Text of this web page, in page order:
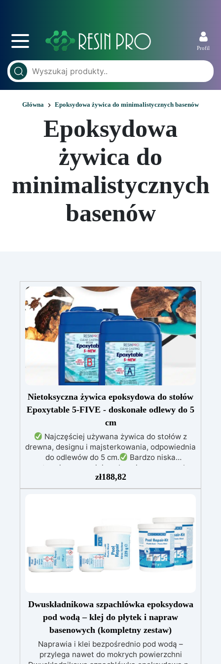
Profil
Główna Epoksydowa żywica do minimalistycznych basenów
Epoksydowa
żywica do
minimalistycznych
basenów
Nietoksyczna żywica epoksydowa do stołów
Epoxytable 5-FIVE - doskonałe odlewy do 5
cm
Najczęściej używana żywica do stołów z
drewna, designu i majsterkowania, odpowiednia
do odlewów do 5 cm.
Bardzo niska
egzotermia zapewniająca bezpieczną pracę bez
Odporna na zarysowania i
żółknięcie dzięki filtrom UV i wysokiej jakości
Bezpieczna i nietoksyczna,
wolna od BPA/VOC, certyfikowana do
długotrwałego kontaktu ze skórą.
zł188,82
Dwuskładnikowa szpachlówka epoksydowa
pod wodą – klej do płytek i napraw
basenowych (kompletny zestaw)
Naprawia i klei bezpośrednio pod wodą –
przylega nawet do mokrych powierzchni